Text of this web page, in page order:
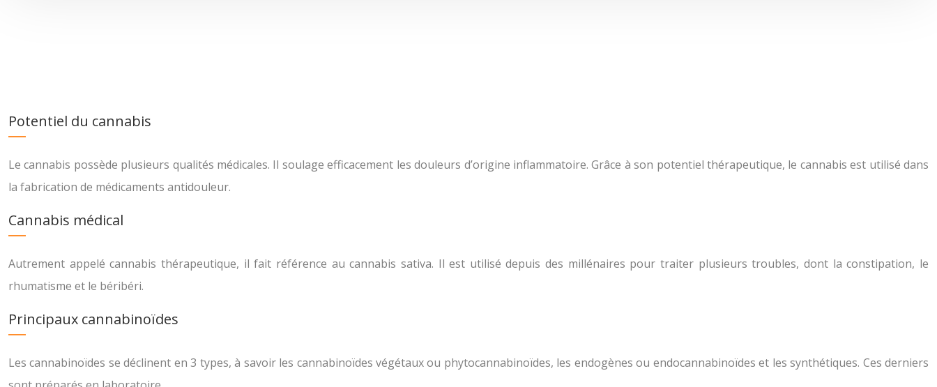
Potentiel du cannabis
Le cannabis possède plusieurs qualités médicales. Il soulage efficacement les douleurs d’origine inflammatoire. Grâce à son potentiel thérapeutique, le cannabis est utilisé dans
la fabrication de médicaments antidouleur.
Cannabis médical
Autrement appelé cannabis thérapeutique, il fait référence au cannabis sativa. Il est utilisé depuis des millénaires pour traiter plusieurs troubles, dont la constipation, le
rhumatisme et le béribéri.
Principaux cannabinoïdes
Les cannabinoïdes se déclinent en 3 types, à savoir les cannabinoïdes végétaux ou phytocannabinoïdes, les endogènes ou endocannabinoïdes et les synthétiques. Ces derniers